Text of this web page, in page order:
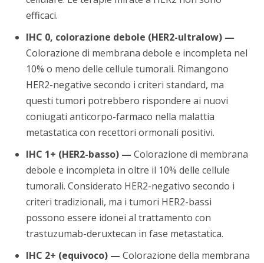
efficaci.
IHC 0, colorazione debole (HER2-ultralow) —
Colorazione di membrana debole e incompleta nel
10% o meno delle cellule tumorali. Rimangono
HER2-negative secondo i criteri standard, ma
questi tumori potrebbero rispondere ai nuovi
coniugati anticorpo-farmaco nella malattia
metastatica con recettori ormonali positivi.
IHC 1+ (HER2-basso) — Colorazione di membrana
debole e incompleta in oltre il 10% delle cellule
tumorali. Considerato HER2-negativo secondo i
criteri tradizionali, ma i tumori HER2-bassi
possono essere idonei al trattamento con
trastuzumab-deruxtecan in fase metastatica.
IHC 2+ (equivoco) — Colorazione della membrana